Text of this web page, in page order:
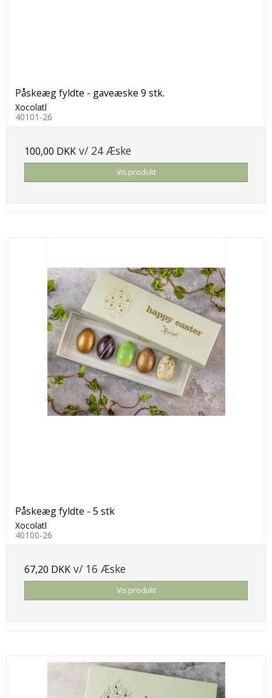
Påskeæg fyldte - gaveæske 9 stk.
Xocolatl
40101-26
100,00 DKK v/ 24 Æske
Vis produkt
Påskeæg fyldte - 5 stk
Xocolatl
40100-26
67,20 DKK v/ 16 Æske
Vis produkt